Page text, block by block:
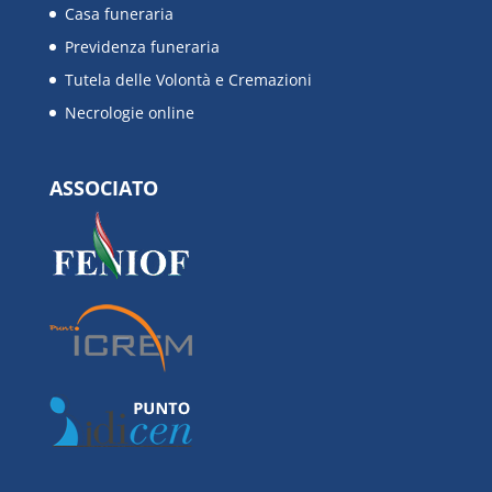
Casa funeraria
Previdenza funeraria
Tutela delle Volontà e Cremazioni
Necrologie online
ASSOCIATO